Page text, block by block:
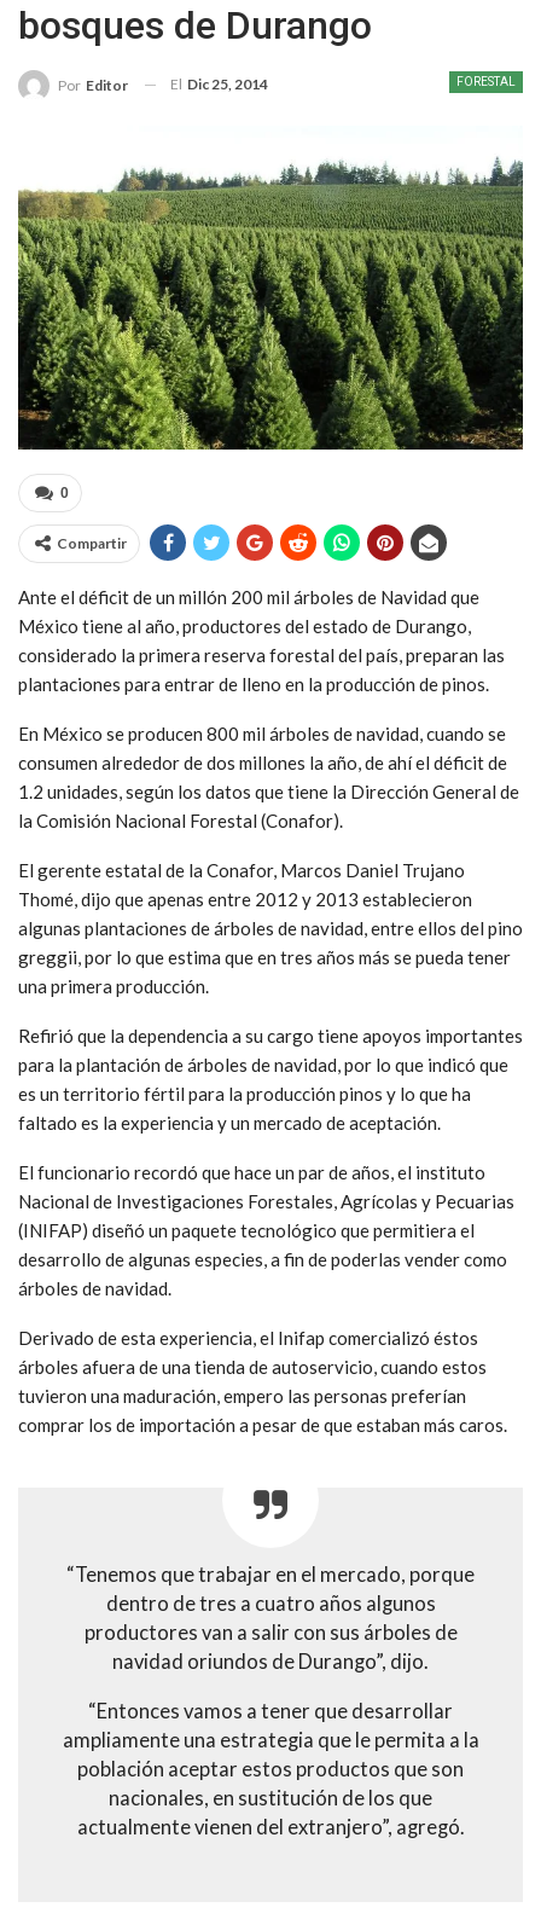
bosques de Durango
FORESTAL
Por Editor El Dic 25, 2014
0
Compartir
Ante el déficit de un millón 200 mil árboles de Navidad que
México tiene al año, productores del estado de Durango,
considerado la primera reserva forestal del país, preparan las
plantaciones para entrar de lleno en la producción de pinos.
En México se producen 800 mil árboles de navidad, cuando se
consumen alrededor de dos millones la año, de ahí el déficit de
1.2 unidades, según los datos que tiene la Dirección General de
la Comisión Nacional Forestal (Conafor).
El gerente estatal de la Conafor, Marcos Daniel Trujano
Thomé, dijo que apenas entre 2012 y 2013 establecieron
algunas plantaciones de árboles de navidad, entre ellos del pino
greggii, por lo que estima que en tres años más se pueda tener
una primera producción.
Refirió que la dependencia a su cargo tiene apoyos importantes
para la plantación de árboles de navidad, por lo que indicó que
es un territorio fértil para la producción pinos y lo que ha
faltado es la experiencia y un mercado de aceptación.
El funcionario recordó que hace un par de años, el instituto
Nacional de Investigaciones Forestales, Agrícolas y Pecuarias
(INIFAP) diseñó un paquete tecnológico que permitiera el
desarrollo de algunas especies, a fin de poderlas vender como
árboles de navidad.
Derivado de esta experiencia, el Inifap comercializó éstos
árboles afuera de una tienda de autoservicio, cuando estos
tuvieron una maduración, empero las personas preferían
comprar los de importación a pesar de que estaban más caros.
“Tenemos que trabajar en el mercado, porque
dentro de tres a cuatro años algunos
productores van a salir con sus árboles de
navidad oriundos de Durango”, dijo.
“Entonces vamos a tener que desarrollar
ampliamente una estrategia que le permita a la
población aceptar estos productos que son
nacionales, en sustitución de los que
actualmente vienen del extranjero”, agregó.